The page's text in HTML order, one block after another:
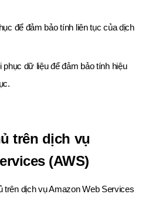
để đảm bảo tính liên tục của dịch
dữ liệu để đảm bảo tính hiệu
trên dịch vụ
(AWS)
dịch vụ Amazon Web Services